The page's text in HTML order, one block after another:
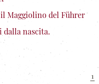
Maggiolino del Führer
nascita.
1